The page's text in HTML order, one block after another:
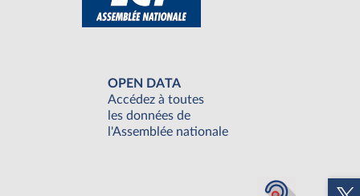
OPEN DATA
Accédez à toutes
les données de
l'Assemblée nationale